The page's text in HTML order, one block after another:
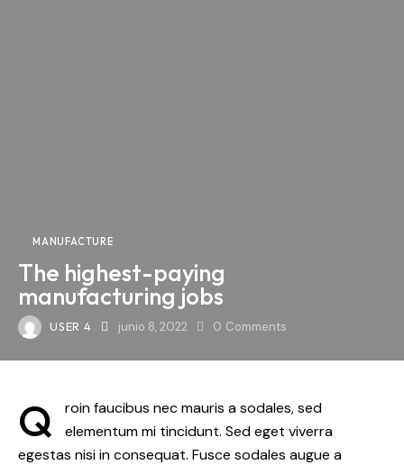
MANUFACTURE
The highest-paying
manufacturing jobs
USER 4 junio 8, 2022 0 Comments
Q
roin faucibus nec mauris a sodales, sed
elementum mi tincidunt. Sed eget viverra
egestas nisi in consequat. Fusce sodales augue a